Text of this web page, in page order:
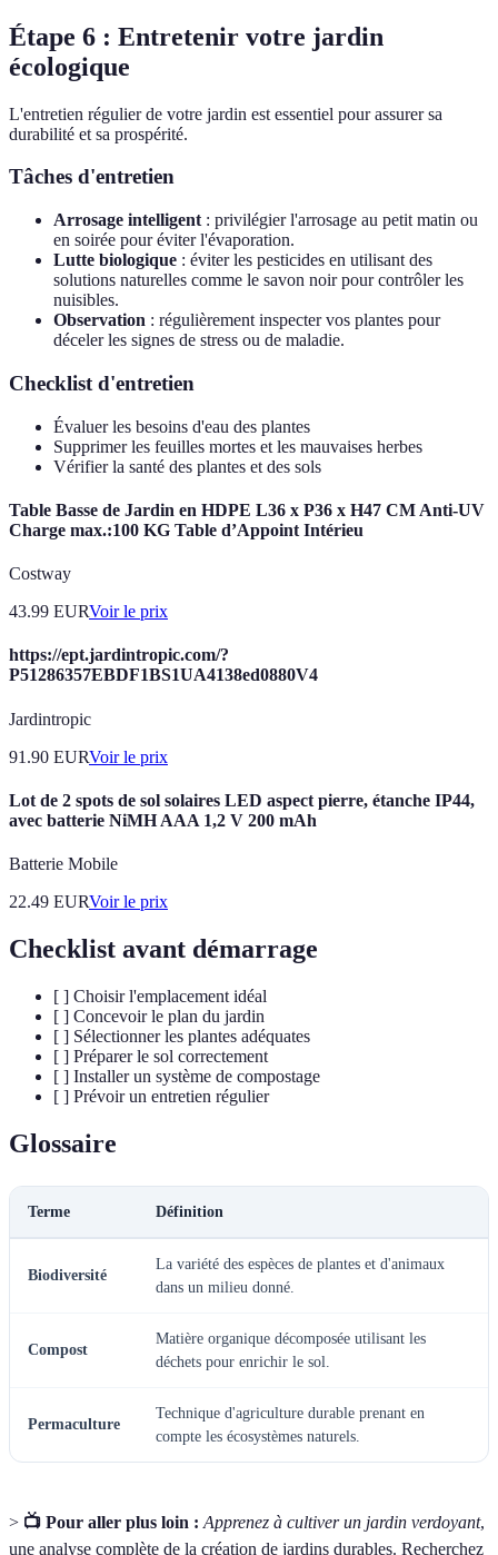
Étape 6 : Entretenir votre jardin
écologique
L'entretien régulier de votre jardin est essentiel pour assurer sa
durabilité et sa prospérité.
Tâches d'entretien
Arrosage intelligent : privilégier l'arrosage au petit matin ou
en soirée pour éviter l'évaporation.
Lutte biologique : éviter les pesticides en utilisant des
solutions naturelles comme le savon noir pour contrôler les
nuisibles.
Observation : régulièrement inspecter vos plantes pour
déceler les signes de stress ou de maladie.
Checklist d'entretien
Évaluer les besoins d'eau des plantes
Supprimer les feuilles mortes et les mauvaises herbes
Vérifier la santé des plantes et des sols
Table Basse de Jardin en HDPE L36 x P36 x H47 CM Anti-UV
Charge max.:100 KG Table d’Appoint Intérieu
Costway
43.99 EURVoir le prix
https://ept.jardintropic.com/?
P51286357EBDF1BS1UA4138ed0880V4
Jardintropic
91.90 EURVoir le prix
Lot de 2 spots de sol solaires LED aspect pierre, étanche IP44,
avec batterie NiMH AAA 1,2 V 200 mAh
Batterie Mobile
22.49 EURVoir le prix
Checklist avant démarrage
[ ] Choisir l'emplacement idéal
[ ] Concevoir le plan du jardin
[ ] Sélectionner les plantes adéquates
[ ] Préparer le sol correctement
[ ] Installer un système de compostage
[ ] Prévoir un entretien régulier
Glossaire
Terme Définition
Biodiversité
La variété des espèces de plantes et d'animaux
dans un milieu donné.
Compost
Matière organique décomposée utilisant les
déchets pour enrichir le sol.
Permaculture
Technique d'agriculture durable prenant en
compte les écosystèmes naturels.
> 📺 Pour aller plus loin : Apprenez à cultiver un jardin verdoyant,
une analyse complète de la création de jardins durables. Recherchez